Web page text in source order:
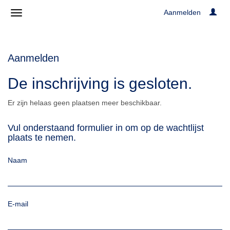
Aanmelden
Aanmelden
De inschrijving is gesloten.
Er zijn helaas geen plaatsen meer beschikbaar.
Vul onderstaand formulier in om op de wachtlijst
plaats te nemen.
Naam
E-mail